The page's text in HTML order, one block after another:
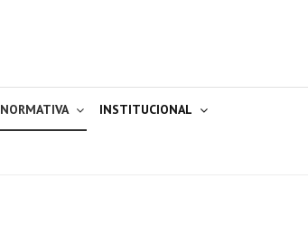
NORMATIVA INSTITUCIONAL